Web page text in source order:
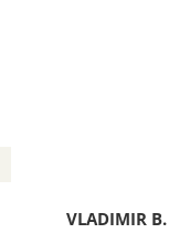
VLADIMIR B.